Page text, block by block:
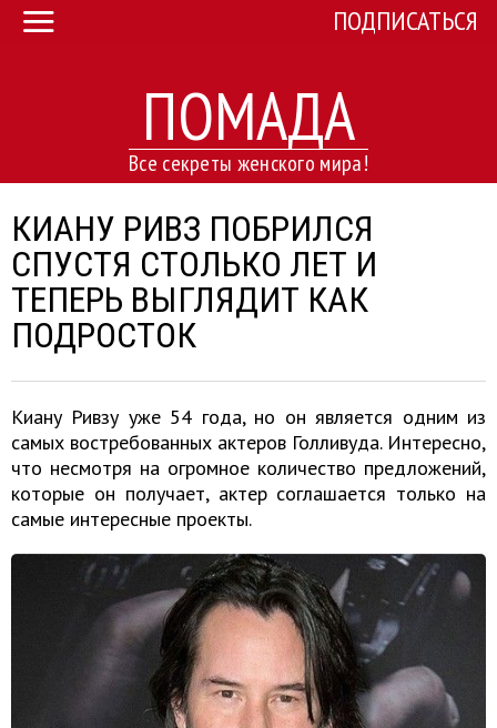
ПОМАДА
Все секреты женского мира!
ПОДПИСАТЬСЯ
КИАНУ РИВЗ ПОБРИЛСЯ
СПУСТЯ СТОЛЬКО ЛЕТ И
ТЕПЕРЬ ВЫГЛЯДИТ КАК
ПОДРОСТОК
Киану Ривзу уже 54 года, но он является одним из
самых востребованных актеров Голливуда. Интересно,
что несмотря на огромное количество предложений,
которые он получает, актер соглашается только на
самые интересные проекты.